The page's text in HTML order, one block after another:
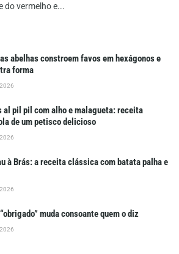
do vermelho e...
abelhas constroem favos em hexágonos e
forma
al pil pil com alho e malagueta: receita
de um petisco delicioso
à Brás: a receita clássica com batata palha e
muda consoante quem o diz